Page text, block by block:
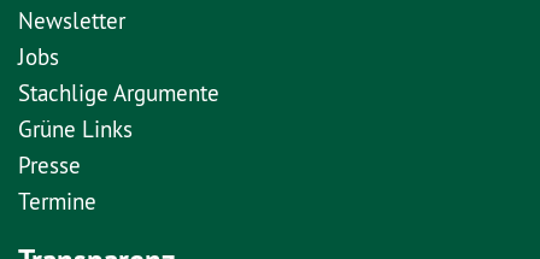
Newsletter
Jobs
Stachlige Argumente
Grüne Links
Presse
Termine